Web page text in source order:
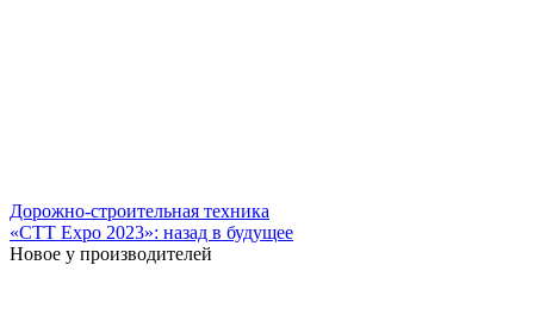
Дорожно-строительная техника
«СТТ Expo 2023»: назад в будущее
Новое у производителей